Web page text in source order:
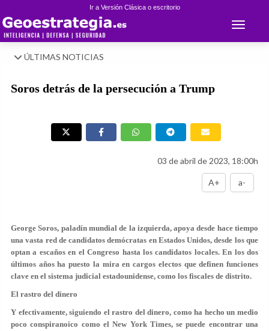
Ir a Versión Clásica o escritorio
Toggle
ÚLTIMAS NOTICIAS
Soros detrás de la persecución a Trump
03 de abril de 2023, 18:00h
A+ a-
George Soros, paladín mundial de la izquierda, apoya desde hace tiempo
una vasta red de candidatos demócratas en Estados Unidos, desde los que
optan a escaños en el Congreso hasta los candidatos locales. En los dos
últimos años ha puesto la mira en cargos electos que definen funciones
clave en el sistema judicial estadounidense, como los fiscales de distrito.
El rastro del dinero
Y efectivamente, siguiendo el rastro del dinero, como ha hecho un medio
poco conspiranoico como el New York Times, se puede encontrar una